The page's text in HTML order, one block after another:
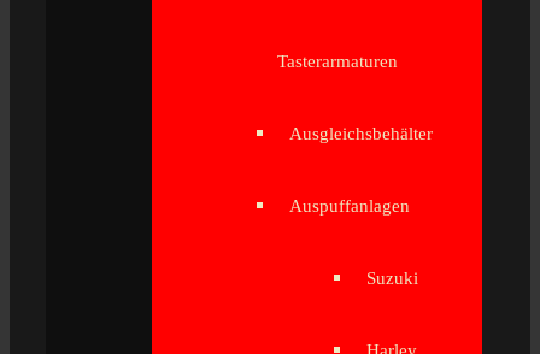
Tasterarmaturen
Ausgleichsbehälter
Auspuffanlagen
Suzuki